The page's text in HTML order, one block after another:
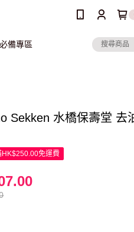
備專區
Sekken 水橋保壽堂 去
HK$250.00免運費